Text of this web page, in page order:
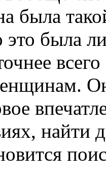
была
это была
найти